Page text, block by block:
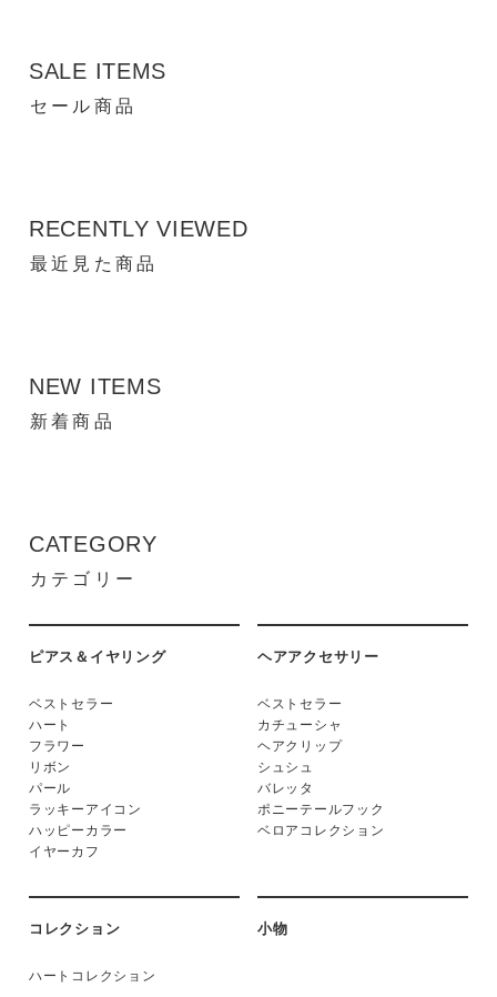
SALE ITEMS
セール商品
RECENTLY VIEWED
最近見た商品
NEW ITEMS
新着商品
CATEGORY
カテゴリー
ピアス＆イヤリング
ベストセラー
ハート
フラワー
リボン
パール
ラッキーアイコン
ハッピーカラー
イヤーカフ
ヘアアクセサリー
ベストセラー
カチューシャ
ヘアクリップ
シュシュ
バレッタ
ポニーテールフック
ベロアコレクション
コレクション
ハートコレクション
小物